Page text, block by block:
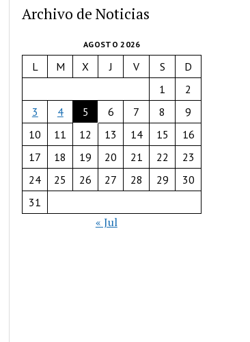
Archivo de Noticias
AGOSTO 2026
L M X J V S
D
1
2
3
4 5 6 7 8
9
10
11 12 13 14 15
16
17
18 19 20 21 22
23
24
25 26 27 28 29
30
31
« Jul